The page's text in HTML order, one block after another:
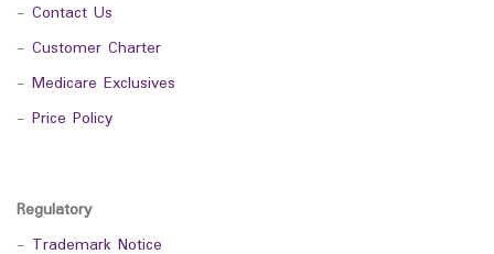
- Contact Us
- Customer Charter
- Medicare Exclusives
- Price Policy
Regulatory
- Trademark Notice